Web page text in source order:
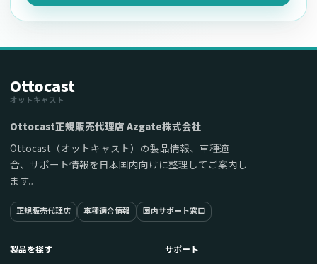
Ottocast
オットキャスト
Ottocast正規販売代理店 Azgate株式会社
Ottocast（オットキャスト）の製品情報、車種適
合、サポート情報を日本国内向けに整理してご案内し
ます。
正規販売代理店 車種適合情報 国内サポート窓口
製品を探す サポート